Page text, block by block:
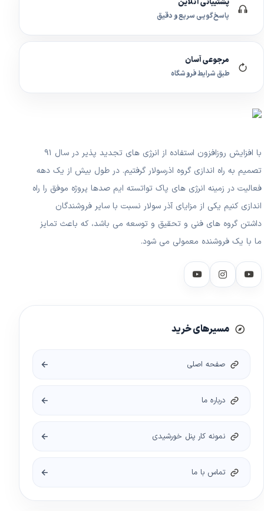
پاسخ‌گویی سریع و دقیق
مرجوعی آسان
طبق شرایط فروشگاه
با افزایش روزافزون استفاده از انرژی های تجدید پذیر در سال ۹۱
تصمیم به راه اندازی گروه اذرسولار گرفتیم. در طول بیش از یک دهه
فعالیت در زمینه انرژی های پاک تواتسته ایم صدها پروژه موفق را راه
اندازی کنیم یکی از مزایای آذر سولار نسبت با سایر فروشندگان
داشتن گروه های فنی و تحقیق و توسعه می باشد، که باعث تمایز
ما با یک فروشنده معمولی می شود.
مسیرهای خرید
صفحه اصلی
درباره ما
نمونه کار پنل خورشیدی
تماس با ما